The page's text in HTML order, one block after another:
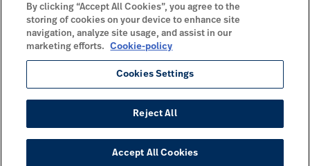
By clicking “Accept All Cookies”, you agree to the
storing of cookies on your device to enhance site
navigation, analyze site usage, and assist in our
marketing efforts.
Cookie-policy
Cookies Settings
Reject All
Accept All Cookies